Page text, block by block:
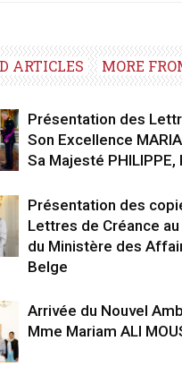
ARTICLES MORE
Présentation des
Son Excellence
Sa Majesté
Présentation des
Lettres de Créance
du Ministère des
Belge
Arrivée du Nouvel
Mme Mariam ALI